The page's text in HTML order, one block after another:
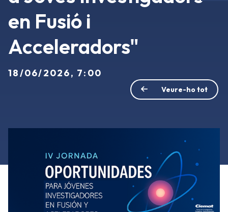
en Fusió i
Acceleradors"
18/06/2026, 7:00
Veure-ho tot